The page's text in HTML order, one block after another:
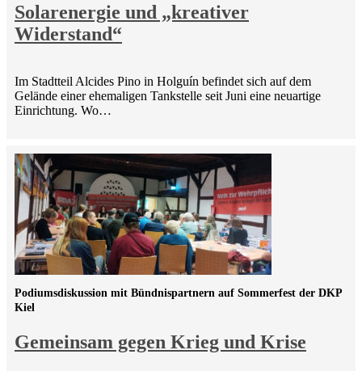
Solarenergie und „kreativer
Widerstand“
Im Stadtteil Alcides Pino in Holguín befindet sich auf dem
Gelände einer ehemaligen Tankstelle seit Juni eine neuartige
Einrichtung. Wo…
Gemeinsam gegen Krieg und Krise
Podiumsdiskussion mit Bündnispartnern auf Sommerfest der DKP
Kiel